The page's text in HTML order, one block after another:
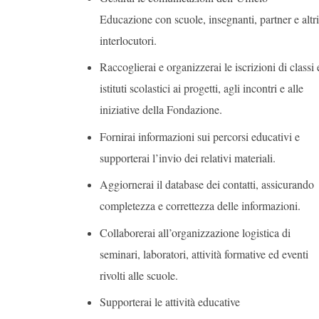
Educazione con scuole, insegnanti, partner e altri
interlocutori.
Raccoglierai e organizzerai le iscrizioni di classi
istituti scolastici ai progetti, agli incontri e alle
iniziative della Fondazione.
Fornirai informazioni sui percorsi educativi e
supporterai l’invio dei relativi materiali.
Aggiornerai il database dei contatti, assicurando
completezza e correttezza delle informazioni.
Collaborerai all’organizzazione logistica di
seminari, laboratori, attività formative ed eventi
rivolti alle scuole.
Supporterai le attività educative